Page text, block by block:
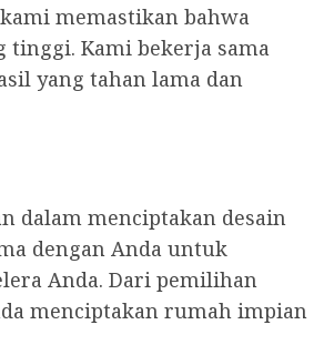
memastikan bahwa
tinggi. Kami bekerja sama
yang tahan lama dan
dalam menciptakan desain
dengan Anda untuk
Anda. Dari pemilihan
menciptakan rumah impian